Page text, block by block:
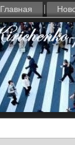
Главная